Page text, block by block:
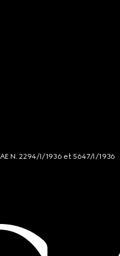
N. 2294/I/1936 et 5647/I/1936